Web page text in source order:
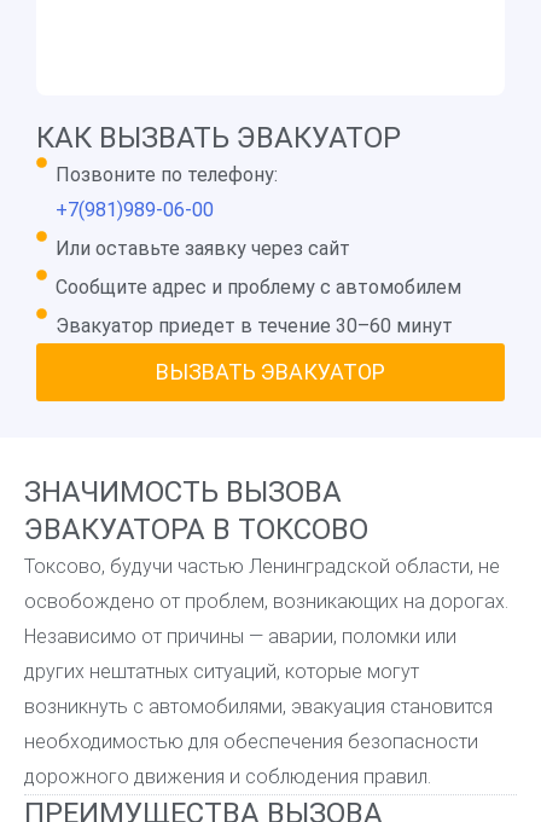
КАК ВЫЗВАТЬ ЭВАКУАТОР
Позвоните по телефону:
+7(981)989-06-00
Или оставьте заявку через сайт
Сообщите адрес и проблему с автомобилем
Эвакуатор приедет в течение 30–60 минут
ВЫЗВАТЬ ЭВАКУАТОР
ЗНАЧИМОСТЬ ВЫЗОВА
ЭВАКУАТОРА В ТОКСОВО
Токсово, будучи частью Ленинградской области, не
освобождено от проблем, возникающих на дорогах.
Независимо от причины — аварии, поломки или
других нештатных ситуаций, которые могут
возникнуть с автомобилями, эвакуация становится
необходимостью для обеспечения безопасности
дорожного движения и соблюдения правил.
ПРЕИМУЩЕСТВА ВЫЗОВА